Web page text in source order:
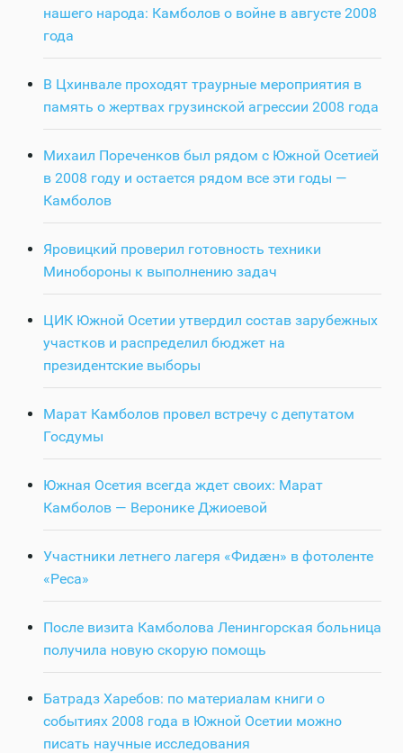
нашего народа: Камболов о войне в августе 2008
года
В Цхинвале проходят траурные мероприятия в
память о жертвах грузинской агрессии 2008 года
Михаил Пореченков был рядом с Южной Осетией
в 2008 году и остается рядом все эти годы —
Камболов
Яровицкий проверил готовность техники
Минобороны к выполнению задач
ЦИК Южной Осетии утвердил состав зарубежных
участков и распределил бюджет на
президентские выборы
Марат Камболов провел встречу с депутатом
Госдумы
Южная Осетия всегда ждет своих: Марат
Камболов — Веронике Джиоевой
Участники летнего лагеря «Фидӕн» в фотоленте
«Реса»
После визита Камболова Ленингорская больница
получила новую скорую помощь
Батрадз Харебов: по материалам книги о
событиях 2008 года в Южной Осетии можно
писать научные исследования